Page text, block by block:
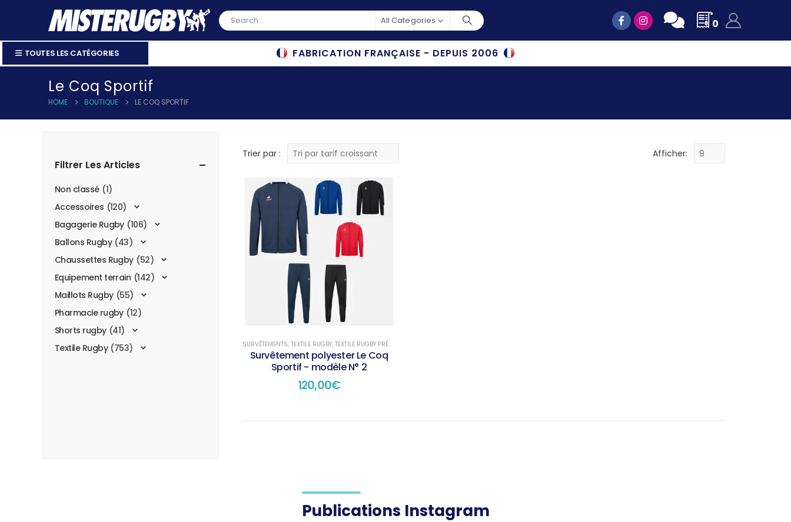
All Categories 0
TOUTES LES CATÉGORIES FABRICATION FRANÇAISE - DEPUIS 2006
Le Coq Sportif
HOME BOUTIQUE LE COQ SPORTIF
Trier par : Afficher:
SURVÊTEMENTS, TEXTILE RUGBY, TEXTILE RUGBY PRÉSENTATION
Survêtement polyester Le Coq
Sportif - modèle N° 2
120,00€
Filtrer Les Articles
Non classé (1)
Accessoires (120)
Bagagerie Rugby (106)
Ballons Rugby (43)
Chaussettes Rugby (52)
Equipement terrain (142)
Maillots Rugby (55)
Pharmacie rugby (12)
Shorts rugby (41)
Textile Rugby (753)
Publications Instagram